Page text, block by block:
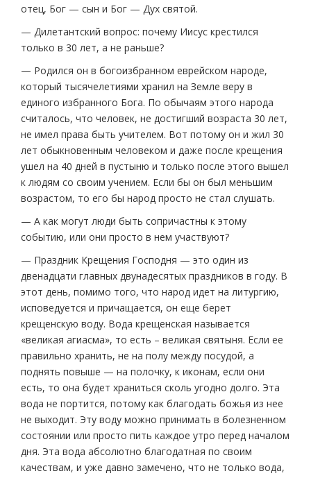
отец, Бог — сын и Бог — Дух святой.
— Дилетантский вопрос: почему Иисус крестился
только в 30 лет, а не раньше?
— Родился он в богоизбранном еврейском народе,
который тысячелетиями хранил на Земле веру в
единого избранного Бога. По обычаям этого народа
считалось, что человек, не достигший возраста 30 лет,
не имел права быть учителем. Вот потому он и жил 30
лет обыкновенным человеком и даже после крещения
ушел на 40 дней в пустыню и только после этого вышел
к людям со своим учением. Если бы он был меньшим
возрастом, то его бы народ просто не стал слушать.
— А как могут люди быть сопричастны к этому
событию, или они просто в нем участвуют?
— Праздник Крещения Господня — это один из
двенадцати главных двунадесятых праздников в году. В
этот день, помимо того, что народ идет на литургию,
исповедуется и причащается, он еще берет
крещенскую воду. Вода крещенская называется
«великая агиасма», то есть – великая святыня. Если ее
правильно хранить, не на полу между посудой, а
поднять повыше — на полочку, к иконам, если они
есть, то она будет храниться сколь угодно долго. Эта
вода не портится, потому как благодать божья из нее
не выходит. Эту воду можно принимать в болезненном
состоянии или просто пить каждое утро перед началом
дня. Эта вода абсолютно благодатная по своим
качествам, и уже давно замечено, что не только вода,